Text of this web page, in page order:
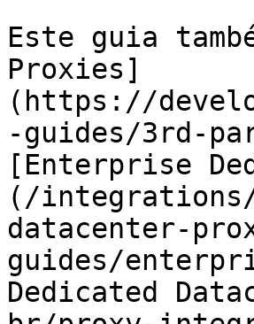
Este guia
Proxies]
(https://
-guides/3rd-
[Enterprise
(/
datacenter-
guides/
Dedicated